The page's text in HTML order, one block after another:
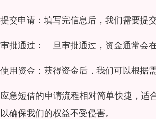
提交申请：填写完信息后，我们需要提
审批通过：一旦审批通过，资金通常会
使用资金：获得资金后，我们可以根据
应急短借的申请流程相对简单快捷，适
以确保我们的权益不受侵害。